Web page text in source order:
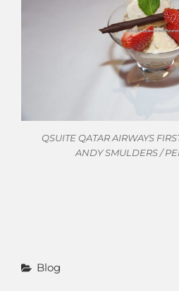
QSUITE QATAR AIRWAYS
ANDY SMULDERS /
Categorieën
Blog